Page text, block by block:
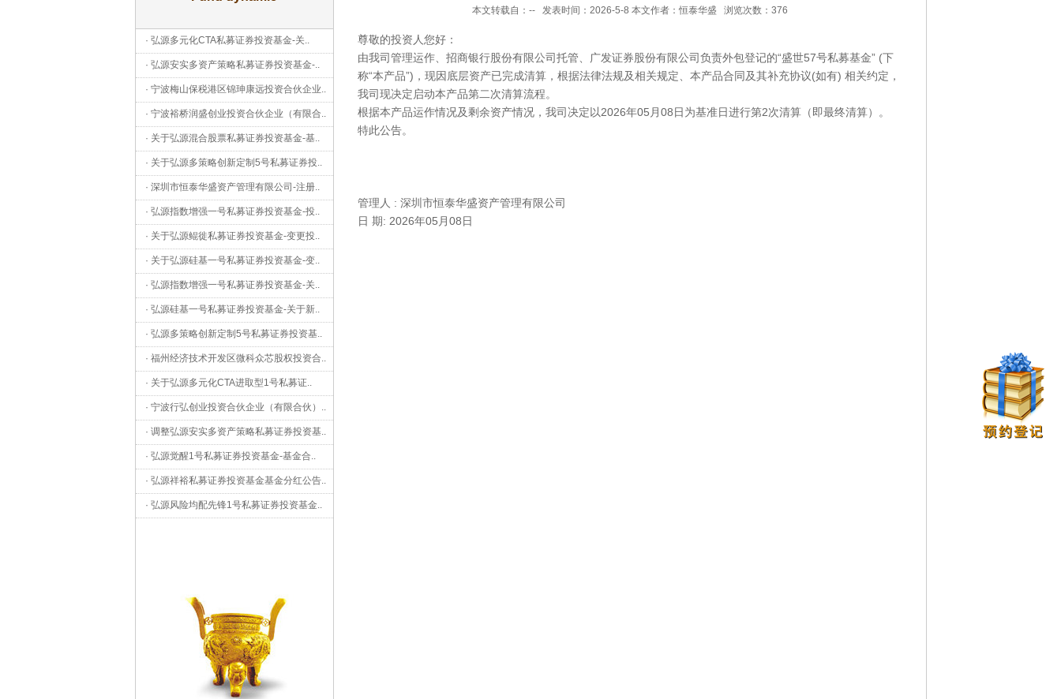
· 弘源多元化CTA私募证券投资基金-关..
· 弘源安实多资产策略私募证券投资基金-..
· 宁波梅山保税港区锦珅康远投资合伙企业..
· 宁波裕桥润盛创业投资合伙企业（有限合..
· 关于弘源混合股票私募证券投资基金-基..
· 关于弘源多策略创新定制5号私募证券投..
· 深圳市恒泰华盛资产管理有限公司-注册..
· 弘源指数增强一号私募证券投资基金-投..
· 关于弘源鲲徙私募证券投资基金-变更投..
· 关于弘源硅基一号私募证券投资基金-变..
· 弘源指数增强一号私募证券投资基金-关..
· 弘源硅基一号私募证券投资基金-关于新..
· 弘源多策略创新定制5号私募证券投资基..
· 福州经济技术开发区微科众芯股权投资合..
· 关于弘源多元化CTA进取型1号私募证..
· 宁波行弘创业投资合伙企业（有限合伙） ..
· 调整弘源安实多资产策略私募证券投资基..
· 弘源觉醒1号私募证券投资基金-基金合..
· 弘源祥裕私募证券投资基金基金分红公告..
· 弘源风险均配先锋1号私募证券投资基金..
本文转载自：-- 发表时间：2026-5-8 本文作者：恒泰华盛 浏览次数：376
尊敬的投资人您好：
由我司管理运作、招商银行股份有限公司托管、广发证券股份有限公司负责外包登记的“盛世57号私募基金” (下
称“本产品”)，现因底层资产已完成清算，根据法律法规及相关规定、本产品合同及其补充协议(如有) 相关约定，
我司现决定启动本产品第二次清算流程。
根据本产品运作情况及剩余资产情况，我司决定以2026年05月08日为基准日进行第2次清算（即最终清算）。
特此公告。
管理人 : 深圳市恒泰华盛资产管理有限公司
日 期: 2026年05月08日